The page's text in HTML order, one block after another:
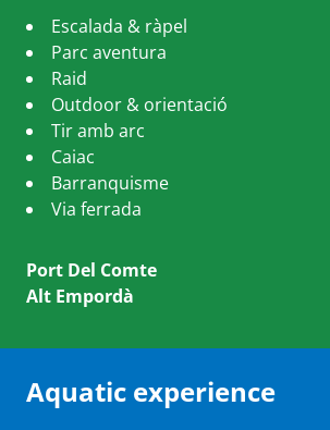
Escalada & ràpel
Parc aventura
Raid
Outdoor & orientació
Tir amb arc
Caiac
Barranquisme
Via ferrada
Port Del Comte
Alt Empordà
Aquatic experience